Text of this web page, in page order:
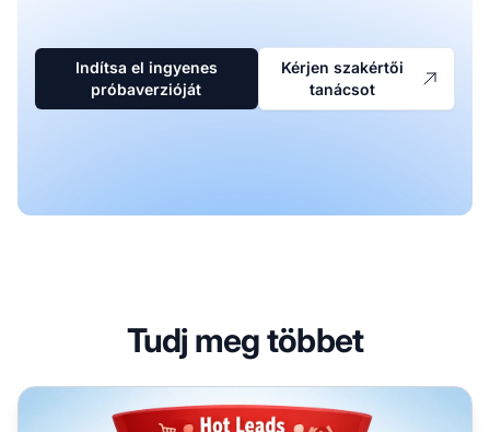
Indítsa el ingyenes
próbaverzióját
Kérjen szakértői
tanácsot
Tudj meg többet
Meleg leadek utókövetése: Az érdeklődés vásárlássá